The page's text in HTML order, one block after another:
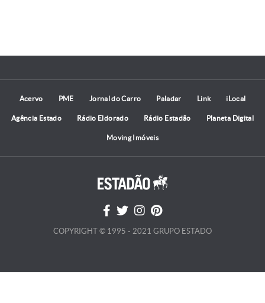
Acervo PME Jornal do Carro Paladar Link iLocal
Agência Estado Rádio Eldorado Rádio Estadão Planeta Digital
Moving Imóveis
COPYRIGHT © 1995 - 2021 GRUPO ESTADO